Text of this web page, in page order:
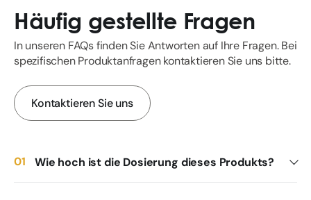
Häufig gestellte Fragen
In unseren FAQs finden Sie Antworten auf Ihre Fragen. Bei
spezifischen Produktanfragen kontaktieren Sie uns bitte.
Kontaktieren Sie uns
Wie hoch ist die Dosierung dieses Produkts?